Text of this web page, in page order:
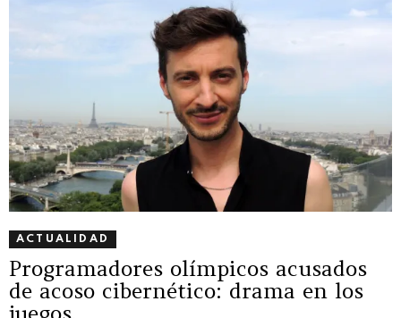
ACTUALIDAD
Programadores olímpicos acusados
de acoso cibernético: drama en los